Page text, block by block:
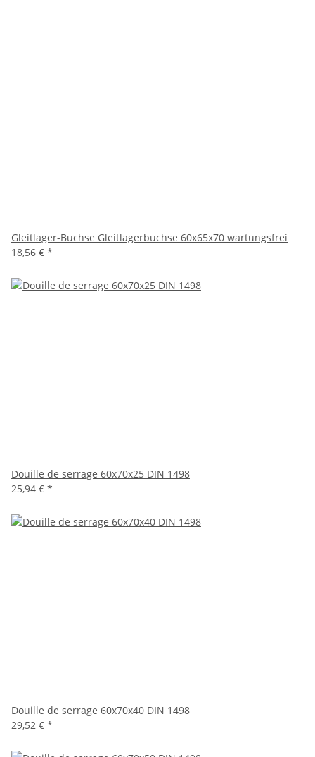
Gleitlager-Buchse Gleitlagerbuchse 60x65x70 wartungsfrei
18,56 € *
Douille de serrage 60x70x25 DIN 1498
25,94 € *
Douille de serrage 60x70x40 DIN 1498
29,52 € *